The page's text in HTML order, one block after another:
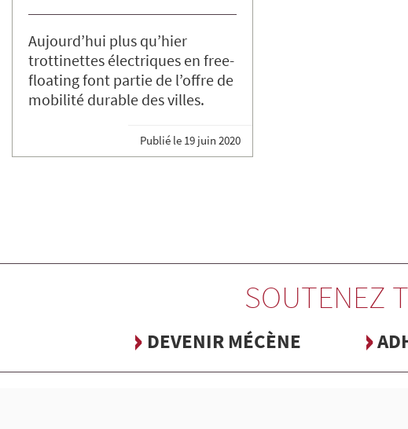
Aujourd’hui plus qu’hier
trottinettes électriques en free-
floating font partie de l’offre de
mobilité durable des villes.
Publié le 19 juin 2020
SOUTENEZ
DEVENIR MÉCÈNE